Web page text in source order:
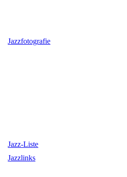
Jazzfotografie
Jazz-Liste
Jazzlinks